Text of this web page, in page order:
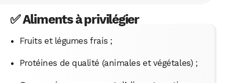
✅Aliments à privilégier
Fruits et légumes frais ;
Protéines de qualité (animales et végétales) ;